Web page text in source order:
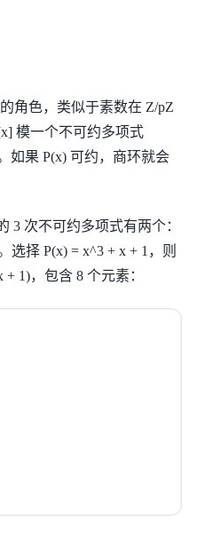
角色，类似于素数在 Z/pZ
模一个不可约多项式
如果 P(x) 可约，商环就会
3 次不可约多项式有两个：
选择 P(x) = x^3 + x + 1，则
1)，包含 8 个元素：